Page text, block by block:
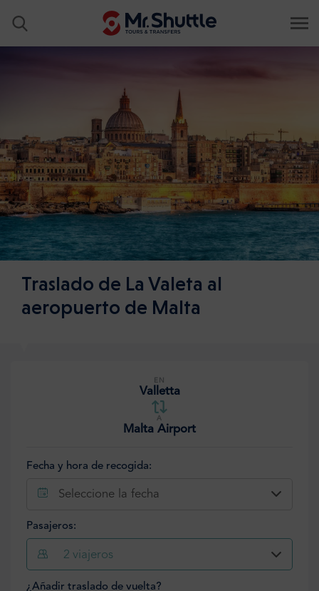
Traslado de La Valeta al
aeropuerto de Malta
EN
Valletta
A
Malta Airport
Fecha y hora de recogida:
Seleccione la fecha
Pasajeros:
2 viajeros
¿Añadir traslado de vuelta?